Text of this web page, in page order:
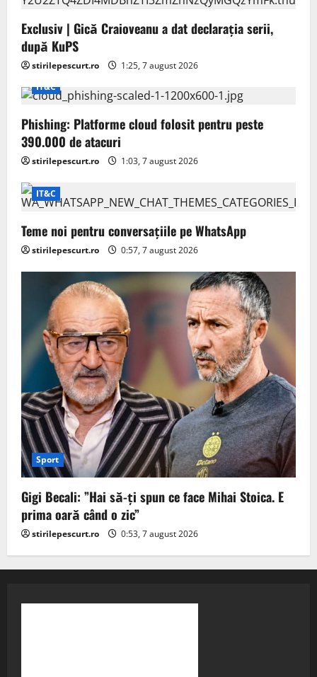
Exclusiv | Gică Craioveanu a dat declarația serii,
după KuPS
stirilepescurt.ro
1:25, 7 august 2026
IT&C
Phishing: Platforme cloud folosit pentru peste
390.000 de atacuri
stirilepescurt.ro 1:03, 7 august 2026
IT&C
Teme noi pentru conversațiile pe WhatsApp
stirilepescurt.ro 0:57, 7 august 2026
Sport
Gigi Becali: ”Hai să-ți spun ce face Mihai Stoica. E
prima oară când o zic”
stirilepescurt.ro 0:53, 7 august 2026